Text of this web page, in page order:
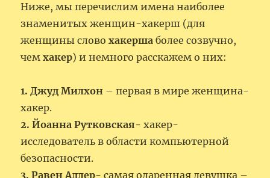
Ниже, мы перечислим имена наиболее
знаменитых женщин-хакерш (для
женщины словохакерша более созвучно,
чемхакер) и немного расскажем о них:
1. Джуд Милхон – первая в мире женщина-
хакер.
2. Йоанна Рутковская- хакер-
исследователь в области компьютерной
безопасности.
3. Равен Адлер- самая одаренная девушка –